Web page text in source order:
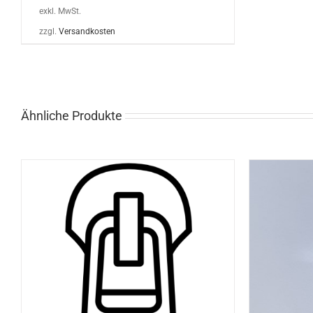
exkl. MwSt.
zzgl. Versandkosten
Ähnliche Produkte
OPTIONEN WÄHLEN DIESES
/